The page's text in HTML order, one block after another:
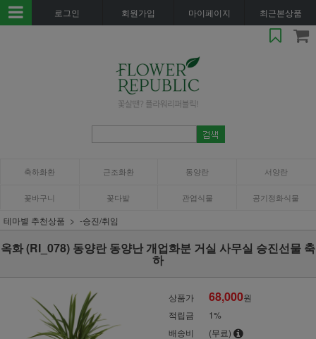
로그인 회원가입 마이페이지 최근본상품
축하화환 근조화환 동양란 서양란
꽃바구니 꽃다발 관엽식물 공기정화식물
테마별 추천상품 -승진/취임
옥화 (RI_078) 동양란 동양난 개업화분 거실 사무실 승진선물 축
하
상품가 68,000원
적립금
1%
배송비
(무료)